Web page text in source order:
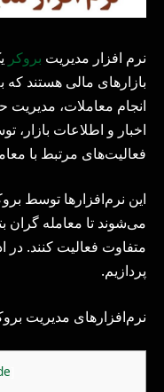
نرم‌ افزار مدیریت بروکر
بازارهای مالی هستند که
انجام معاملات،
اخبار و اطلاعات بازار،
فعالیت‌های مرتبط با
این نرم‌افزارها توسط
می‌شوند تا معامله‌ گران
متفاوت فعالیت کنند. در
پردازیم.
نرم‌افزارهای مدیریت